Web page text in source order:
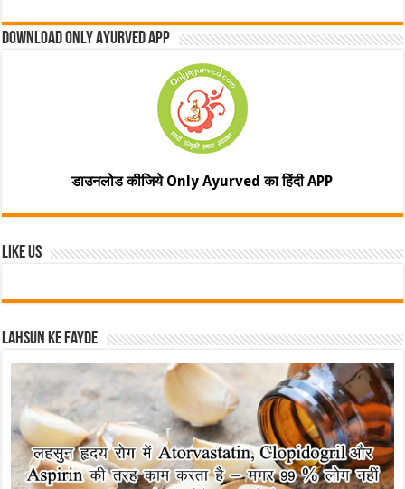
Download Only Ayurved App
डाउनलोड कीजिये Only Ayurved का हिंदी APP
Like Us
Lahsun ke fayde